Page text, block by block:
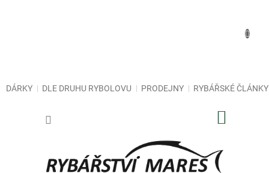
DÁRKY DLE DRUHU RYBOLOVU PRODEJNY RYBÁŘSKÉ ČLÁNKY